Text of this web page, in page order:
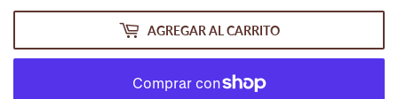
AGREGAR AL CARRITO